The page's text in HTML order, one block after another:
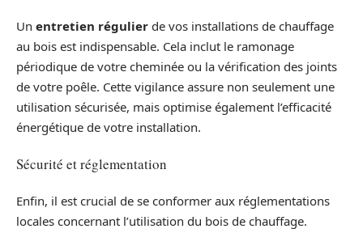
Un entretien régulier de vos installations de chauffage
au bois est indispensable. Cela inclut le ramonage
périodique de votre cheminée ou la vérification des joints
de votre poêle. Cette vigilance assure non seulement une
utilisation sécurisée, mais optimise également l’efficacité
énergétique de votre installation.
Sécurité et réglementation
Enfin, il est crucial de se conformer aux réglementations
locales concernant l’utilisation du bois de chauffage.